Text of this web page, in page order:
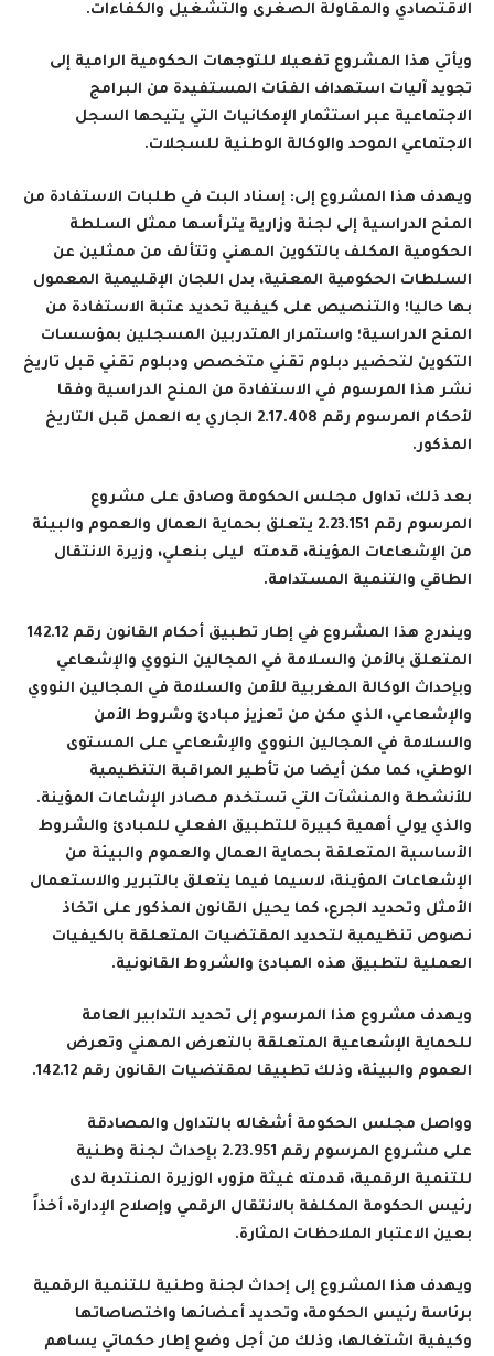
الاقتصادي والمقاولة الصغرى والتشغيل والكفاءات.
ويأتي هذا المشروع تفعيلا للتوجهات الحكومية الرامية إلى
تجويد آليات استهداف الفئات المستفيدة من البرامج
الاجتماعية عبر استثمار الإمكانيات التي يتيحها السجل
الاجتماعي الموحد والوكالة الوطنية للسجلات.
ويهدف هذا المشروع إلى: إسناد البت في طلبات الاستفادة من
المنح الدراسية إلى لجنة وزارية يترأسها ممثل السلطة
الحكومية المكلف بالتكوين المهني وتتألف من ممثلين عن
السلطات الحكومية المعنية، بدل اللجان الإقليمية المعمول
بها حاليا؛ والتنصيص على كيفية تحديد عتبة الاستفادة من
المنح الدراسية؛ واستمرار المتدربين المسجلين بمؤسسات
التكوين لتحضير دبلوم تقني متخصص ودبلوم تقني قبل تاريخ
نشر هذا المرسوم في الاستفادة من المنح الدراسية وفقا
لأحكام المرسوم رقم 2.17.408 الجاري به العمل قبل التاريخ
المذكور .
بعد ذلك، تداول مجلس الحكومة وصادق على مشروع
المرسوم رقم 2.23.151
يتعلق بحماية العمال والعموم والبيئة
من الإشعاعات المؤينة، قدمته ليلى بنعلي، وزيرة الانتقال
الطاقي والتنمية المستدامة.
ويندرج هذا المشروع في إطار تطبيق أحكام القانون رقم 142.12
المتعلق بالأمن والسلامة في المجالين النووي والإشعاعي
وبإحداث الوكالة المغربية للأمن والسلامة في المجالين النووي
والإشعاعي، الذي مكن من تعزيز مبادئ وشروط الأمن
والسلامة في المجالين النووي والإشعاعي على المستوى
الوطني، كما مكن أيضا من تأطير المراقبة التنظيمية
للأنشطة والمنشآت التي تستخدم مصادر الإشاعات المؤينة.
والذي يولي أهمية كبيرة للتطبيق الفعلي للمبادئ والشروط
الأساسية المتعلقة بحماية العمال والعموم والبيئة من
الإشعاعات المؤينة، لاسيما فيما يتعلق بالتبرير والاستعمال
الأمثل وتحديد الجرع، كما يحيل القانون المذكور على اتخاذ
نصوص تنظيمية لتحديد المقتضيات المتعلقة بالكيفيات
العملية لتطبيق هذه المبادئ والشروط القانونية.
ويهدف مشروع هذا المرسوم إلى تحديد التدابير العامة
للحماية الإشعاعية المتعلقة بالتعرض المهني وتعرض
العموم والبيئة، وذلك تطبيقا لمقتضيات القانون رقم 142.12
.
وواصل مجلس الحكومة أشغاله بالتداول والمصادقة
على مشروع المرسوم رقم 2.23.951
بإحداث لجنة وطنية
للتنمية الرقمية، قدمته غيثة مزور، الوزيرة المنتدبة لدى
رئيس الحكومة المكلفة بالانتقال الرقمي وإصلاح الإدارة، أخذاً
بعين الاعتبار الملاحظات المثارة.
ويهدف هذا المشروع إلى إحداث لجنة وطنية للتنمية الرقمية
برئاسة رئيس الحكومة، وتحديد أعضائها واختصاصاتها
وكيفية اشتغالها، وذلك من أجل وضع إطار حكماتي يساهم